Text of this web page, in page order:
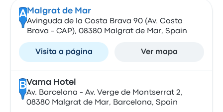
A Malgrat de Mar
Avinguda de la Costa Brava 90 (Av. Costa
Brava - CAP), 08380 Malgrat de Mar, Spain
Visita a página Ver mapa
BVama Hotel
Av. Barcelona - Av. Verge de Montserrat 2,
08380 Malgrat de Mar, Barcelona, Spain